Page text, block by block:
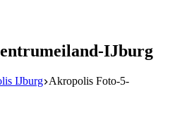
IJburg
IJburg Akropolis Foto-5-